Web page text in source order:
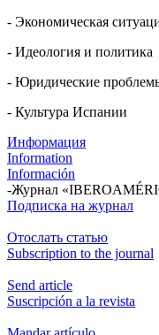
- Экономическая
- Идеология и политика
- Юридические
- Культура Испании
Информация
Information
Información
-Журнал
Подписка на журнал
Отослать статью
Subscription to the journal
Send article
Suscripción a la revista